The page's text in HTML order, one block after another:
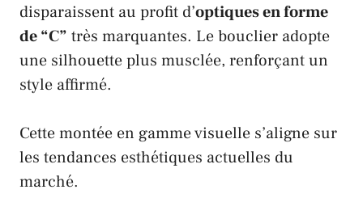
disparaissent au profit d’optiques en forme
de “C” très marquantes. Le bouclier adopte
une silhouette plus musclée, renforçant un
style affirmé.
Cette montée en gamme visuelle s’aligne sur
les tendances esthétiques actuelles du
marché.